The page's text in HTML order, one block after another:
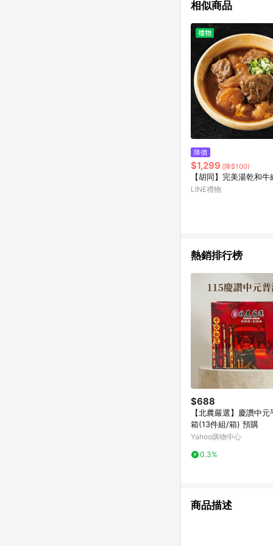
相似商品
降價
$1,299 (降$100)
【胡同】完美湯乾和牛
LINE禮物
熱銷排行榜
$688
【北農嚴選】慶讚中
箱(13件組/箱) 預購
Yahoo購物中心
0.3%
商品描述